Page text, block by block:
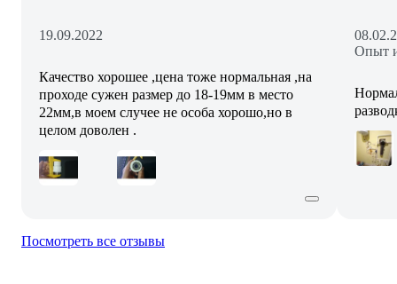
19.09.2022
Качество хорошее ,цена тоже нормальная ,на
проходе сужен размер до 18-19мм в место
22мм,в моем случее не особа хорошо,но в
целом доволен .
Опыт
Посмотреть все отзывы